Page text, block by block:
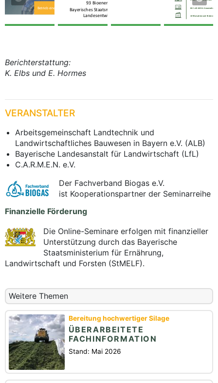
Berichterstattung:
K. Elbs und E. Hormes
VERANSTALTER
Arbeitsgemeinschaft Landtechnik und
Landwirtschaftliches Bauwesen in Bayern e.V. (ALB)
Bayerische Landesanstalt für Landwirtschaft (LfL)
C.A.R.M.E.N. e.V.
Der Fachverband Biogas e.V.
ist Kooperationspartner der Seminarreihe
Finanzielle Förderung
Die Online-Seminare erfolgen mit finanzieller
Unterstützung durch das Bayerische
Staatsministerium für Ernährung,
Landwirtschaft und Forsten (StMELF).
Weitere Themen
Bereitung hochwertiger Silage
ÜBERARBEITETE
FACHINFORMATION
Stand: Mai 2026